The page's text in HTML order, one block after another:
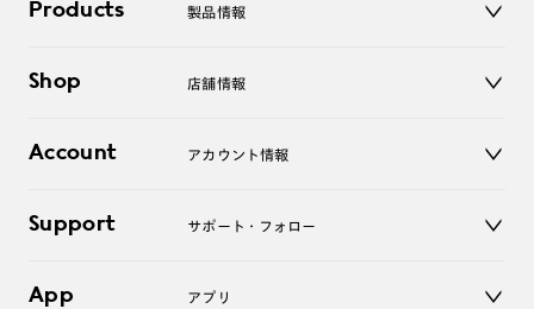
Products 製品情報
サングラス
コンタクトレンズ
アクセサリー
Shop 店舗情報
オンラインショップ
Account アカウント情報
ログアウト
Support サポート・フォロー
よくあるご質問
App アプリ